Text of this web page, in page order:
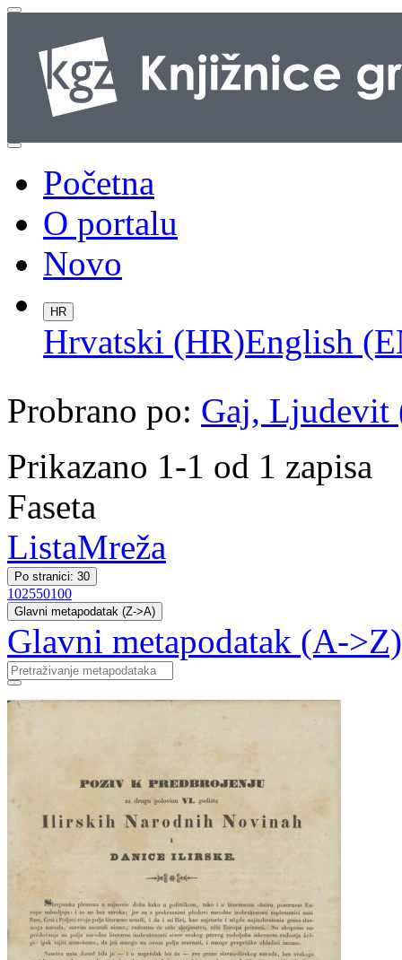
Početna
O portalu
Novo
HR
Hrvatski (HR)English
Probrano po: Gaj, Ljudevit
Prikazano 1-1 od 1 zapisa
Faseta
ListaMreža
Po stranici: 30
102550100
Glavni metapodatak (Z->A)
Glavni metapodatak (A->Z)